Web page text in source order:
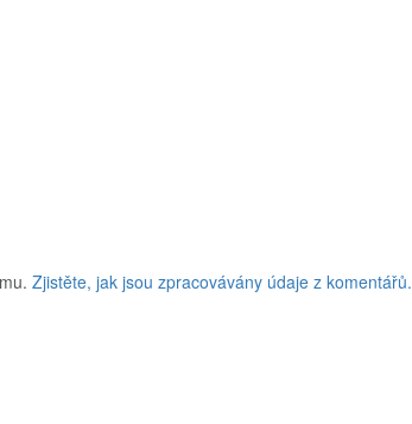
Zjistěte, jak jsou zpracovávány údaje z komentářů.